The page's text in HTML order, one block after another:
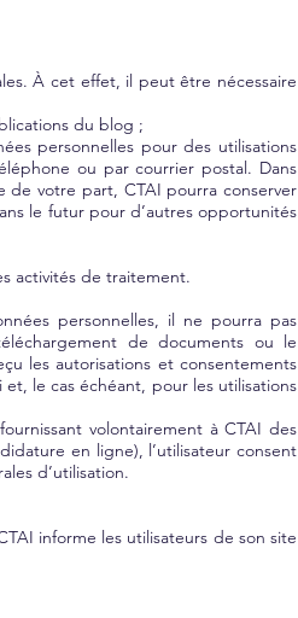
À cet effet, il peut être nécessaire
du blog ;
personnelles pour des utilisations
ou par courrier postal. Dans
de votre part, CTAI pourra conserver
le futur pour d’autres opportunités
activités de traitement.
personnelles, il ne pourra pas
de documents ou le
les autorisations et consentements
le cas échéant, pour les utilisations
volontairement à CTAI des
en ligne), l’utilisateur consent
d’utilisation.
informe les utilisateurs de son site